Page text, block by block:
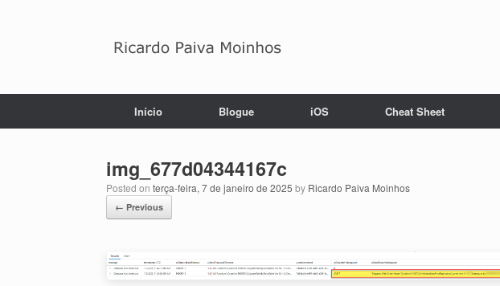
Início Blogue iOS Cheat Sheet
img_677d04344167c
Posted on terça-feira, 7 de janeiro de 2025 by Ricardo Paiva Moinhos
← Previous